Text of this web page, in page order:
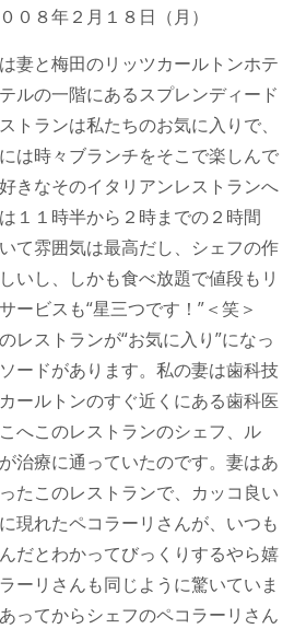
０８年２月１８日（月）
妻と梅田のリッツカールトンホテ
ルの一階にあるスプレンディード
トランは私たちのお気に入りで、
は時々ブランチをそこで楽しんで
きなそのイタリアンレストランへ
１１時半から２時までの２時間
て雰囲気は最高だし、シェフの作
いし、しかも食べ放題で値段もリ
ービスも“星三つです！”＜笑＞
レストランが“お気に入り”になっ
ードがあります。私の妻は歯科技
ールトンのすぐ近くにある歯科医
へこのレストランのシェフ、ル
治療に通っていたのです。妻はあ
たこのレストランで、カッコ良い
現れたペコラーリさんが、いつも
だとわかってびっくりするやら嬉
ーリさんも同じように驚いていま
ってからシェフのペコラーリさん